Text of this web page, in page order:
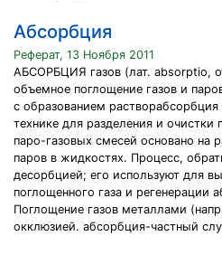
Абсорбция
Реферат, 13 Ноября 2011
АБСОРБЦИЯ газов (лат. absorptio,
объемное поглощение газов и
с образованием
технике для разделения и очистки
паро-газовых смесей основано на
паров в жидкостях. Процесс,
десорбцией; его используют для
поглощенного газа и регенерации
Поглощение газов металлами
окклюзией. абсорбция-частный